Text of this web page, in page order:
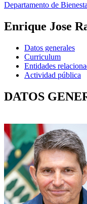
Departamento de
Enrique Jose
Datos generales
Curriculum
Entidades
Actividad pública
DATOS